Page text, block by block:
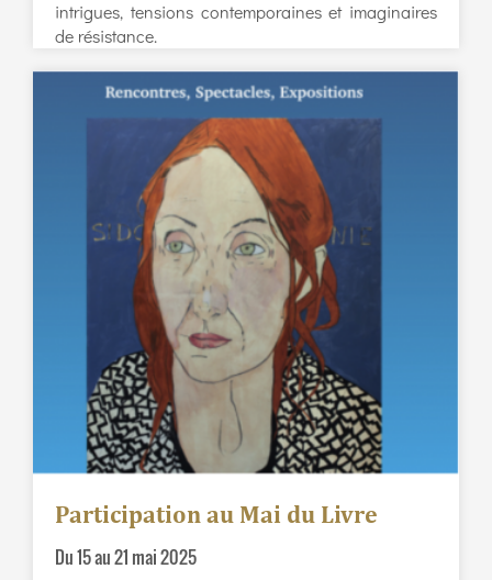
intrigues, tensions contemporaines et imaginaires
de résistance.
Participation au Mai du Livre
Du 15 au 21 mai 2025